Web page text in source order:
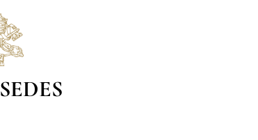
SEDES